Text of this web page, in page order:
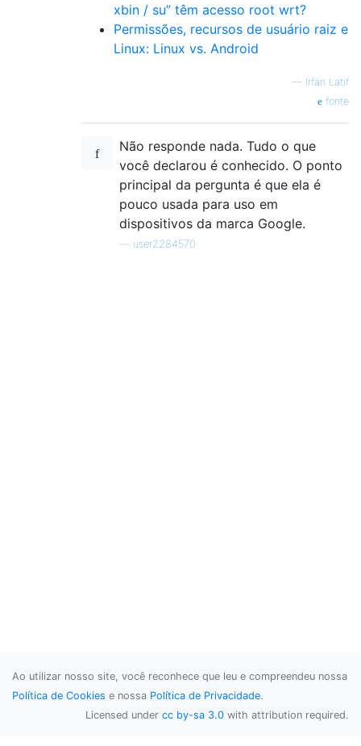
xbin / su” têm acesso root wrt?
Permissões, recursos de usuário raiz e
Linux: Linux vs. Android
— Irfan Latif
fonte
Não responde nada. Tudo o que
você declarou é conhecido. O ponto
principal da pergunta é que ela é
pouco usada para uso em
dispositivos da marca Google.
user2284570
Ao utilizar nosso site, você reconhece que leu e compreendeu nossa
Política de Cookies e nossa Política de Privacidade.
Licensed under cc by-sa 3.0 with attribution required.